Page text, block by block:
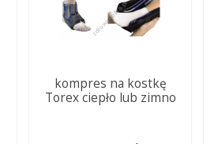
kompres na kostkę
Torex ciepło lub zimno